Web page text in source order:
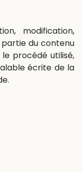
modification,
du contenu
procédé utilisé,
écrite de la